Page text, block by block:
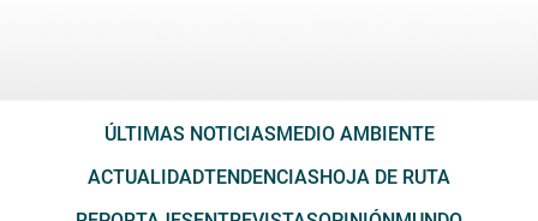
ÚLTIMAS NOTICIASMEDIO AMBIENTE
ACTUALIDADTENDENCIASHOJA DE RUTA